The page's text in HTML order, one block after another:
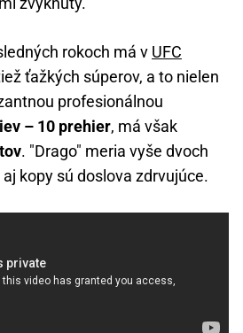
rokoch má v UFC
ťažkých súperov, a to nielen
profesionálnou
– 10 prehier, má však
. "Drago" meria vyše dvoch
kopy sú doslova zdrvujúce.